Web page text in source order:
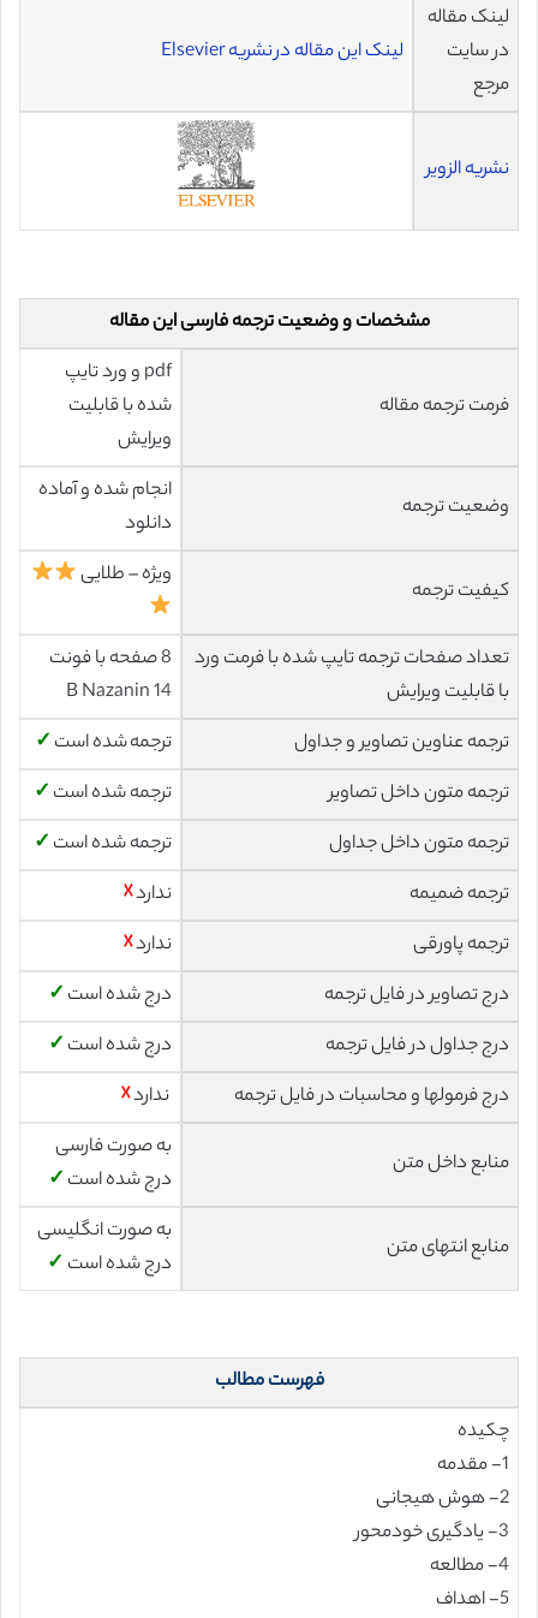
لینک مقاله
در سایت
مرجع
لینک این مقاله در نشریه Elsevier
نشریه الزویر
مشخصات و وضعیت ترجمه فارسی این مقاله
فرمت ترجمه مقاله
pdf و ورد تایپ
شده با قابلیت
ویرایش
وضعیت ترجمه
انجام شده و آماده
دانلود
کیفیت ترجمه
ویژه – طلایی
تعداد صفحات ترجمه تایپ شده با فرمت ورد
با قابلیت ویرایش
8 صفحه با فونت
14 B Nazanin
ترجمه عناوین تصاویر و جداول
ترجمه شده است ✓
ترجمه متون داخل تصاویر
ترجمه شده است ✓
ترجمه متون داخل جداول
ترجمه شده است ✓
ترجمه ضمیمه
ندارد☓
ترجمه پاورقی
ندارد☓
درج تصاویر در فایل ترجمه
درج شده است ✓
درج جداول در فایل ترجمه
درج شده است ✓
درج فرمولها و محاسبات در فایل ترجمه
ندارد☓
منابع داخل متن
به صورت فارسی
درج شده است ✓
منابع انتهای متن
به صورت انگلیسی
درج شده است ✓
فهرست مطالب
چکیده
1- مقدمه
2- هوش هیجانی
3- یادگیری خودمحور
4- مطالعه
5- اهداف